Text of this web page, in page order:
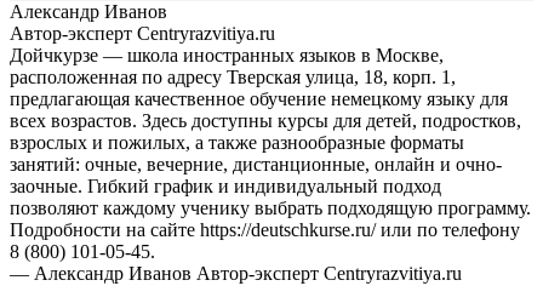
Александр Иванов
Автор-эксперт Centryrazvitiya.ru
Дойчкурзе — школа иностранных языков в Москве,
расположенная по адресу Тверская улица, 18, корп. 1,
предлагающая качественное обучение немецкому языку для
всех возрастов. Здесь доступны курсы для детей, подростков,
взрослых и пожилых, а также разнообразные форматы
занятий: очные, вечерние, дистанционные, онлайн и очно-
заочные. Гибкий график и индивидуальный подход
позволяют каждому ученику выбрать подходящую программу.
Подробности на сайте https://deutschkurse.ru/ или по телефону
8 (800) 101-05-45.
— Александр Иванов Автор-эксперт Centryrazvitiya.ru